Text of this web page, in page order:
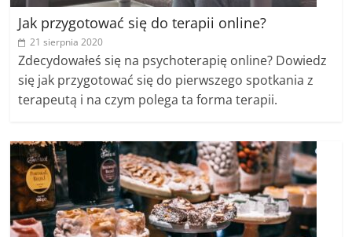
Jak przygotować się do terapii online?
21 sierpnia 2020
Zdecydowałeś się na psychoterapię online? Dowiedz
się jak przygotować się do pierwszego spotkania z
terapeutą i na czym polega ta forma terapii.